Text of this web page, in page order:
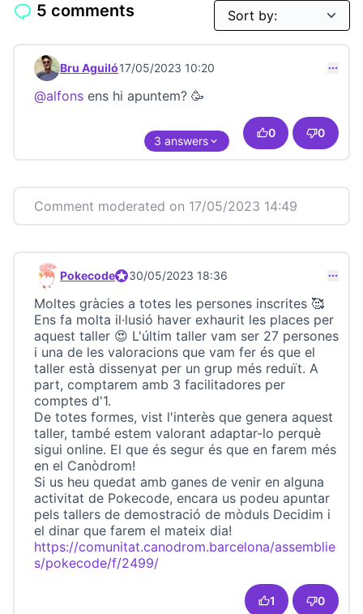
5 comments
Comment 23197
Bru Aguiló17/05/2023 10:20
@alfons ens hi apuntem? 🥳
0 0
3 answers
Comment moderated on 17/05/2023 14:49
Comment 23209
PokecodeOfficial participant
30/05/2023 18:36
Moltes gràcies a totes les persones inscrites 🥰
Ens fa molta il·lusió haver exhaurit les places per
aquest taller 😍 L'últim taller vam ser 27 persones
i una de les valoracions que vam fer és que el
taller està dissenyat per un grup més reduït. A
part, comptarem amb 3 facilitadores per
comptes d'1.
De totes formes, vist l'interès que genera aquest
taller, també estem valorant adaptar-lo perquè
sigui online. El que és segur és que en farem més
en el Canòdrom!
Si us heu quedat amb ganes de venir en alguna
activitat de Pokecode, encara us podeu apuntar
pels tallers de demostració de mòduls Decidim i
el dinar que farem el mateix dia!
https://comunitat.canodrom.barcelona/assemblie
s/pokecode/f/2499/
1 0